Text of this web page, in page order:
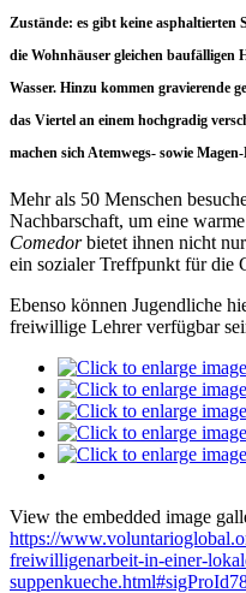
Zustände: es gibt keine asphaltierten
die Wohnhäuser gleichen
Wasser. Hinzu kommen gravierende
das Viertel an einem hochgradig
machen sich Atemwegs- sowie
Mehr als 50 Menschen
Nachbarschaft, um eine
Comedorbietet ihnen nicht
ein sozialer Treffpunkt für die
Ebenso können Jugendliche
freiwillige Lehrer verfügbar
View the embedded image
https://
freiwilligenarbeit-in-einer-